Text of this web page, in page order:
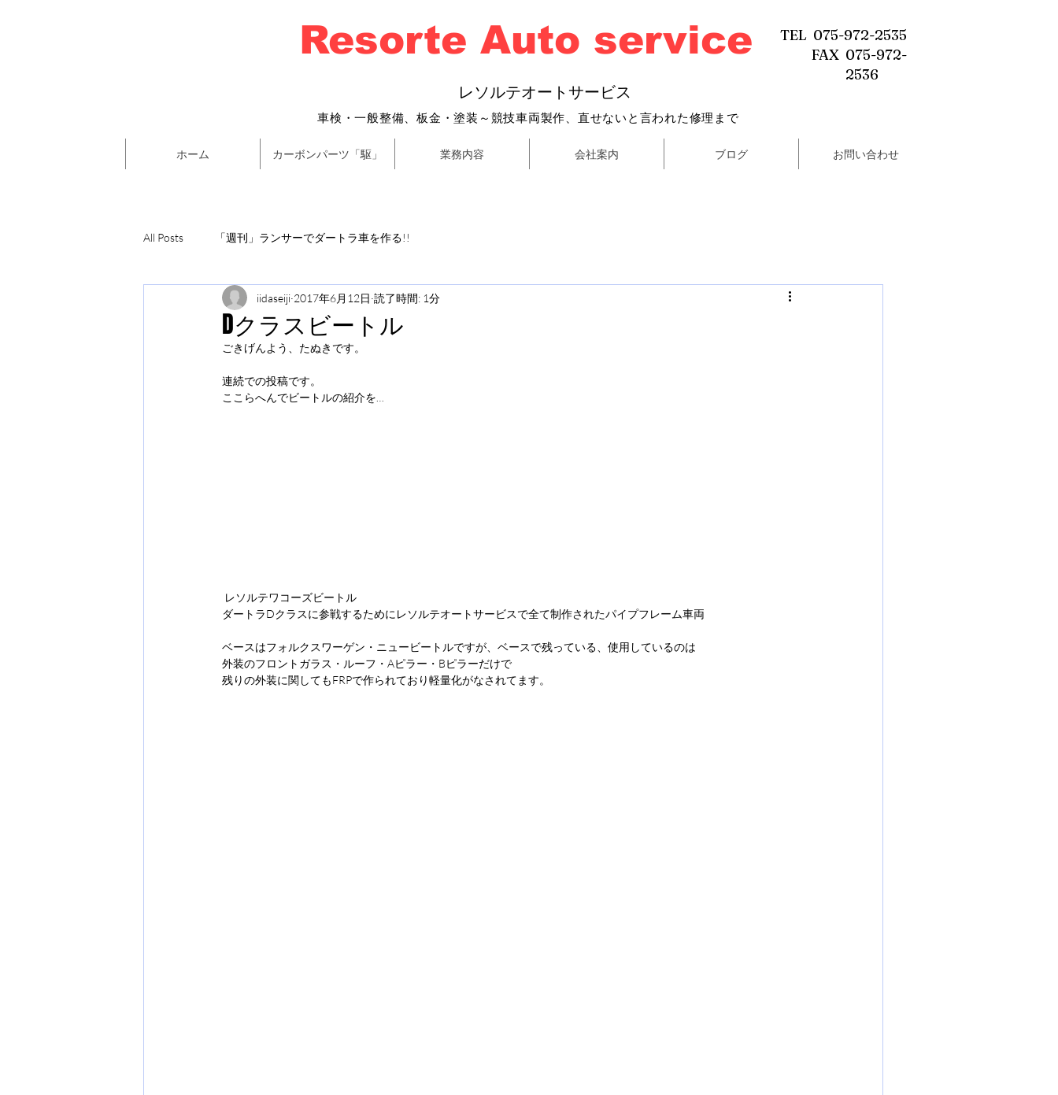
Resorte Auto service
レソルテオートサービス
TEL 075-972-2535
FAX 075-972-
2536
車検・一般整備、 板金・塗装～ 競技車両製作、直せないと言われた修理まで
ホーム カーボンパーツ「駆」 業務内容 会社案内 ブログ お問い合わせ
All Posts 「週刊」ランサーでダートラ車を作る!!
Dクラスビートル
iidaseiji 2017年6月12日 読了時間: 1分
ごきげんよう、たぬきです。
連続での投稿です。
ここらへんでビートルの紹介を…
レソルテワコーズビートル
ダートラDクラスに参戦するためにレソルテオートサービスで全て制作されたパイプフレーム車両
ベースはフォルクスワーゲン・ニュービートルですが、ベースで残っている、使用しているのは
外装のフロントガラス・ルーフ・Aピラー・Bピラーだけで
残りの外装に関してもFRPで作られており軽量化がなされてます。